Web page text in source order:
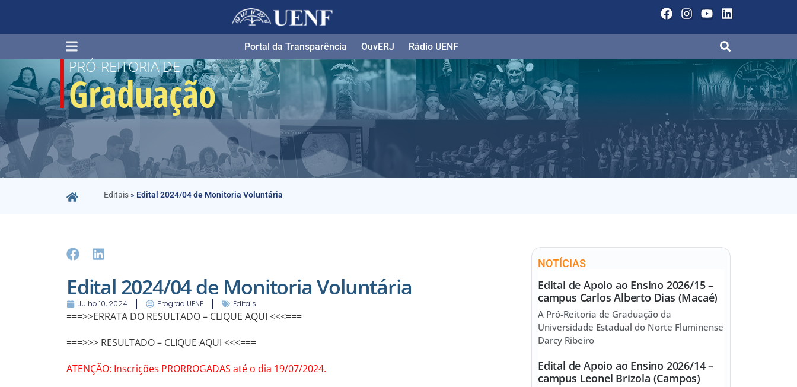
Portal da Transparência​ OuvERJ Rádio UENF
PRÓ-REITORIA DE
Graduação
Editais» Edital 2024/04 de Monitoria Voluntária
Edital 2024/04 de Monitoria Voluntária
Julho 10, 2024 Prograd UENF Editais
===>>ERRATA DO RESULTADO – CLIQUE AQUI <<<===
===>>> RESULTADO – CLIQUE AQUI <<<===
ATENÇÃO: Inscrições PRORROGADAS até o dia 19/07/2024.
NOTÍCIAS
Edital de Apoio ao Ensino 2026/15 –
campus Carlos Alberto Dias (Macaé)
A Pró-Reitoria de Graduação da
Universidade Estadual do Norte Fluminense
Darcy Ribeiro
Edital de Apoio ao Ensino 2026/14 –
campus Leonel Brizola (Campos)